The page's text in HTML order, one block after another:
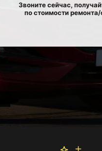
Звоните сейчас,
по стоимости